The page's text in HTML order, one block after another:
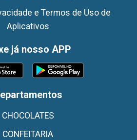
e Termos de Uso de
Aplicativos
já nosso APP
CHOCOLATES
CONFEITARIA